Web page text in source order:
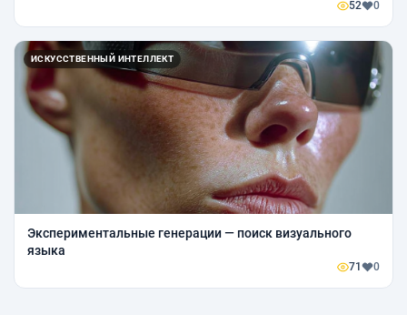
52 0
ИСКУССТВЕННЫЙ ИНТЕЛЛЕКТ
Экспериментальные генерации — поиск визуального
языка
71 0